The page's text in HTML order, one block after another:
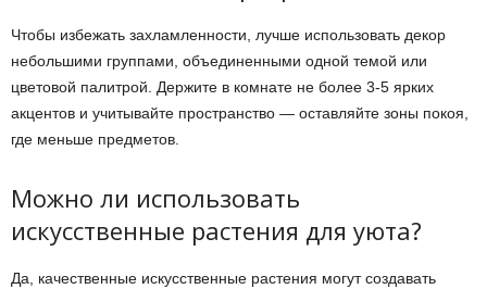
Чтобы избежать захламленности, лучше использовать декор
небольшими группами, объединенными одной темой или
цветовой палитрой. Держите в комнате не более 3-5 ярких
акцентов и учитывайте пространство — оставляйте зоны покоя,
где меньше предметов.
Можно ли использовать
искусственные растения для уюта?
Да, качественные искусственные растения могут создавать